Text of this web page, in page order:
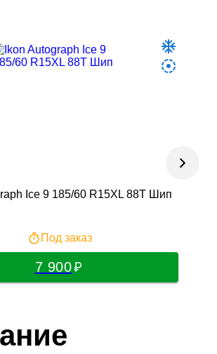
Ice 9 185/60 R15XL 88T Шип
Под заказ
7 900